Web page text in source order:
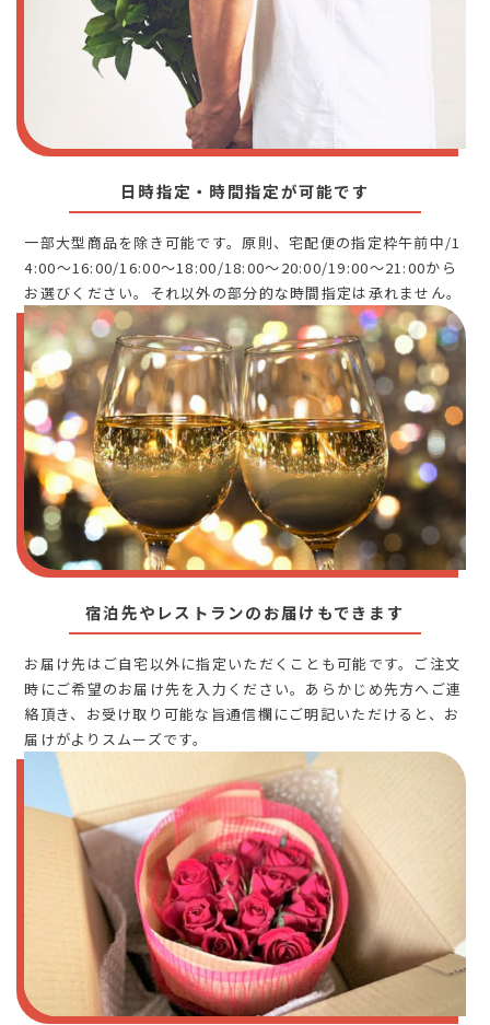
日時指定・時間指定が可能です
一部大型商品を除き可能です。原則、宅配便の指定枠午前中/1
4:00～16:00/16:00～18:00/18:00～20:00/19:00～21:00から
お選びください。それ以外の部分的な時間指定は承れません。
宿泊先やレストランのお届けもできます
お届け先はご自宅以外に指定いただくことも可能です。ご注文
時にご希望のお届け先を入力ください。あらかじめ先方へご連
絡頂き、お受け取り可能な旨通信欄にご明記いただけると、お
届けがよりスムーズです。